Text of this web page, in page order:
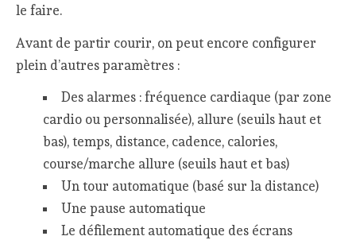
le faire.
Avant de partir courir, on peut encore configurer
plein d’autres paramètres :
Des alarmes : fréquence cardiaque (par zone
cardio ou personnalisée), allure (seuils haut et
bas), temps, distance, cadence, calories,
course/marche allure (seuils haut et bas)
Un tour automatique (basé sur la distance)
Une pause automatique
Le défilement automatique des écrans